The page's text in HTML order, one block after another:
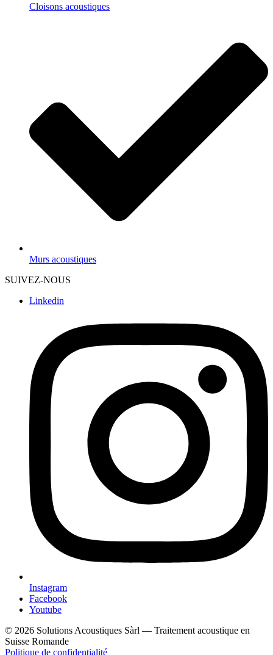
Cloisons acoustiques
Murs acoustiques
SUIVEZ-NOUS
Linkedin
Instagram
Facebook
Youtube
© 2026 Solutions Acoustiques Sàrl — Traitement acoustique en
Suisse Romande
Politique de confidentialité